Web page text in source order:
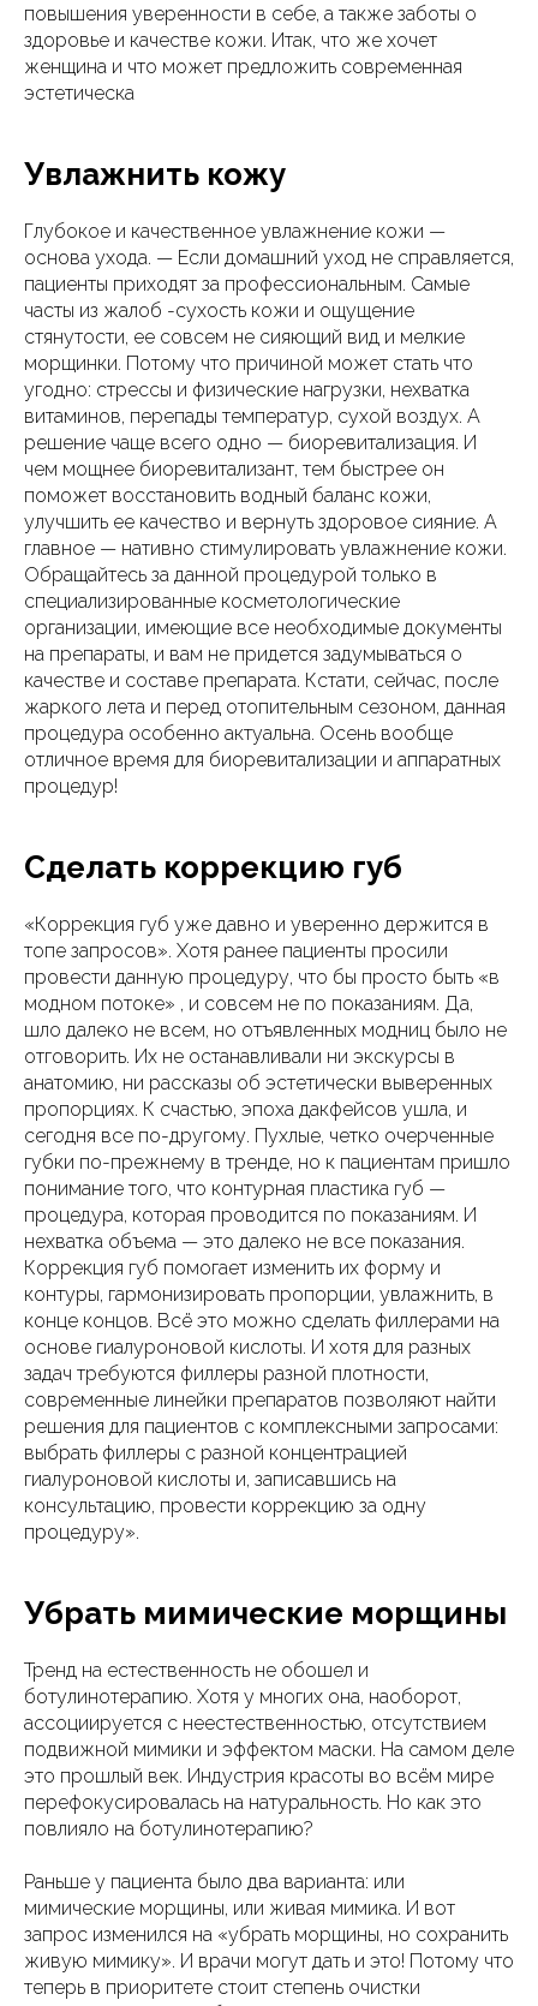
повышения уверенности в себе, а также заботы о
здоровье и качестве кожи. Итак, что же хочет
женщина и что может предложить современная
эстетическа
Увлажнить кожу
Глубокое и качественное увлажнение кожи —
основа ухода. — Если домашний уход не справляется,
пациенты приходят за профессиональным. Самые
часты из жалоб -сухость кожи и ощущение
стянутости, ее совсем не сияющий вид и мелкие
морщинки. Потому что причиной может стать что
угодно: стрессы и физические нагрузки, нехватка
витаминов, перепады температур, сухой воздух. А
решение чаще всего одно — биоревитализация. И
чем мощнее биоревитализант, тем быстрее он
поможет восстановить водный баланс кожи,
улучшить ее качество и вернуть здоровое сияние. А
главное — нативно стимулировать увлажнение кожи.
Обращайтесь за данной процедурой только в
специализированные косметологические
организации, имеющие все необходимые документы
на препараты, и вам не придется задумываться о
качестве и составе препарата. Кстати, сейчас, после
жаркого лета и перед отопительным сезоном, данная
процедура особенно актуальна. Осень вообще
отличное время для биоревитализации и аппаратных
процедур!
Сделать коррекцию губ
«Коррекция губ уже давно и уверенно держится в
топе запросов». Хотя ранее пациенты просили
провести данную процедуру, что бы просто быть «в
модном потоке» , и совсем не по показаниям. Да,
шло далеко не всем, но отъявленных модниц было не
отговорить. Их не останавливали ни экскурсы в
анатомию, ни рассказы об эстетически выверенных
пропорциях. К счастью, эпоха дакфейсов ушла, и
сегодня все по-другому. Пухлые, четко очерченные
губки по-прежнему в тренде, но к пациентам пришло
понимание того, что контурная пластика губ —
процедура, которая проводится по показаниям. И
нехватка объема — это далеко не все показания.
Коррекция губ помогает изменить их форму и
контуры, гармонизировать пропорции, увлажнить, в
конце концов. Всё это можно сделать филлерами на
основе гиалуроновой кислоты. И хотя для разных
задач требуются филлеры разной плотности,
современные линейки препаратов позволяют найти
решения для пациентов с комплексными запросами:
выбрать филлеры с разной концентрацией
гиалуроновой кислоты и, записавшись на
консультацию, провести коррекцию за одну
процедуру».
Убрать мимические морщины
Тренд на естественность не обошел и
ботулинотерапию. Хотя у многих она, наоборот,
ассоциируется с неестественностью, отсутствием
подвижной мимики и эффектом маски. На самом деле
это прошлый век. Индустрия красоты во всём мире
перефокусировалась на натуральность. Но как это
повлияло на ботулинотерапию?
Раньше у пациента было два варианта: или
мимические морщины, или живая мимика. И вот
запрос изменился на «убрать морщины, но сохранить
живую мимику». И врачи могут дать и это! Потому что
теперь в приоритете стоит степень очистки